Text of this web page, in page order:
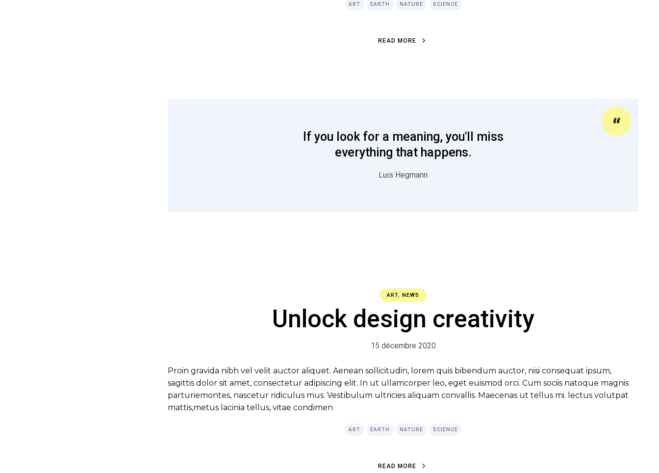
ART EARTH NATURE SCIENCE
READ MORE
If you look for a meaning, you'll miss
everything that happens.
Luis Hegmann
ART, NEWS
Unlock design creativity
15 décembre 2020
Proin gravida nibh vel velit auctor aliquet. Aenean sollicitudin, lorem quis bibendum auctor, nisi consequat ipsum,
sagittis dolor sit amet, consectetur adipiscing elit. In ut ullamcorper leo, eget euismod orci. Cum sociis natoque magnis
parturiemontes, nascetur ridiculus mus. Vestibulum ultricies aliquam convallis. Maecenas ut tellus mi. lectus volutpat
mattis,metus lacinia tellus, vitae condimen
ART EARTH NATURE SCIENCE
READ MORE